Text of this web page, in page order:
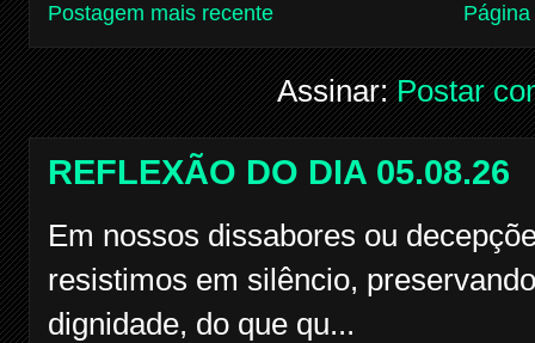
Postagem mais recente
Assinar:Postar
REFLEXÃO DO DIA 05.08.26
Em nossos dissabores ou
resistimos em silêncio,
dignidade, do que qu...